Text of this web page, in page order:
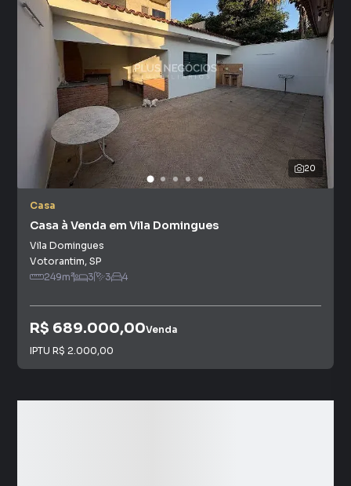
20
Casa
Casa à Venda em Vila Domingues
Vila Domingues
Votorantim, SP
249m² 3 3 4
R$ 689.000,00Venda
IPTU R$ 2.000,00